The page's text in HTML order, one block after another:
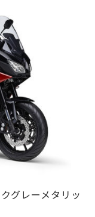
グレーメタリッ